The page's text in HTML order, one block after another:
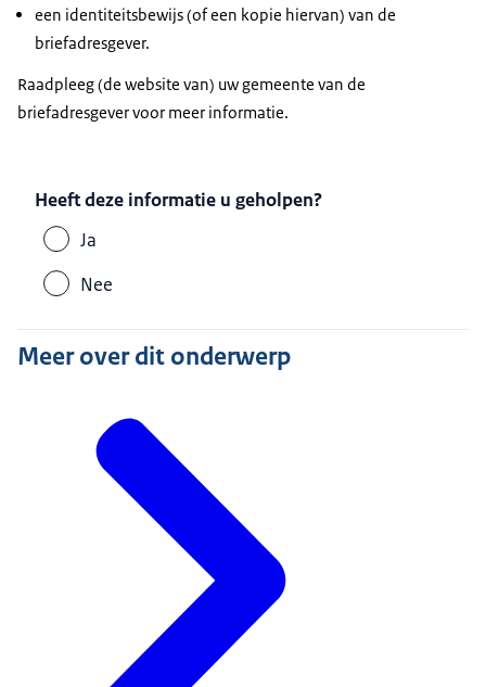
een identiteitsbewijs (of een kopie hiervan) van de
briefadresgever.
Raadpleeg (de website van) uw gemeente van de
briefadresgever voor meer informatie.
Heeft deze informatie u geholpen?
Ja
Nee
Meer over dit onderwerp